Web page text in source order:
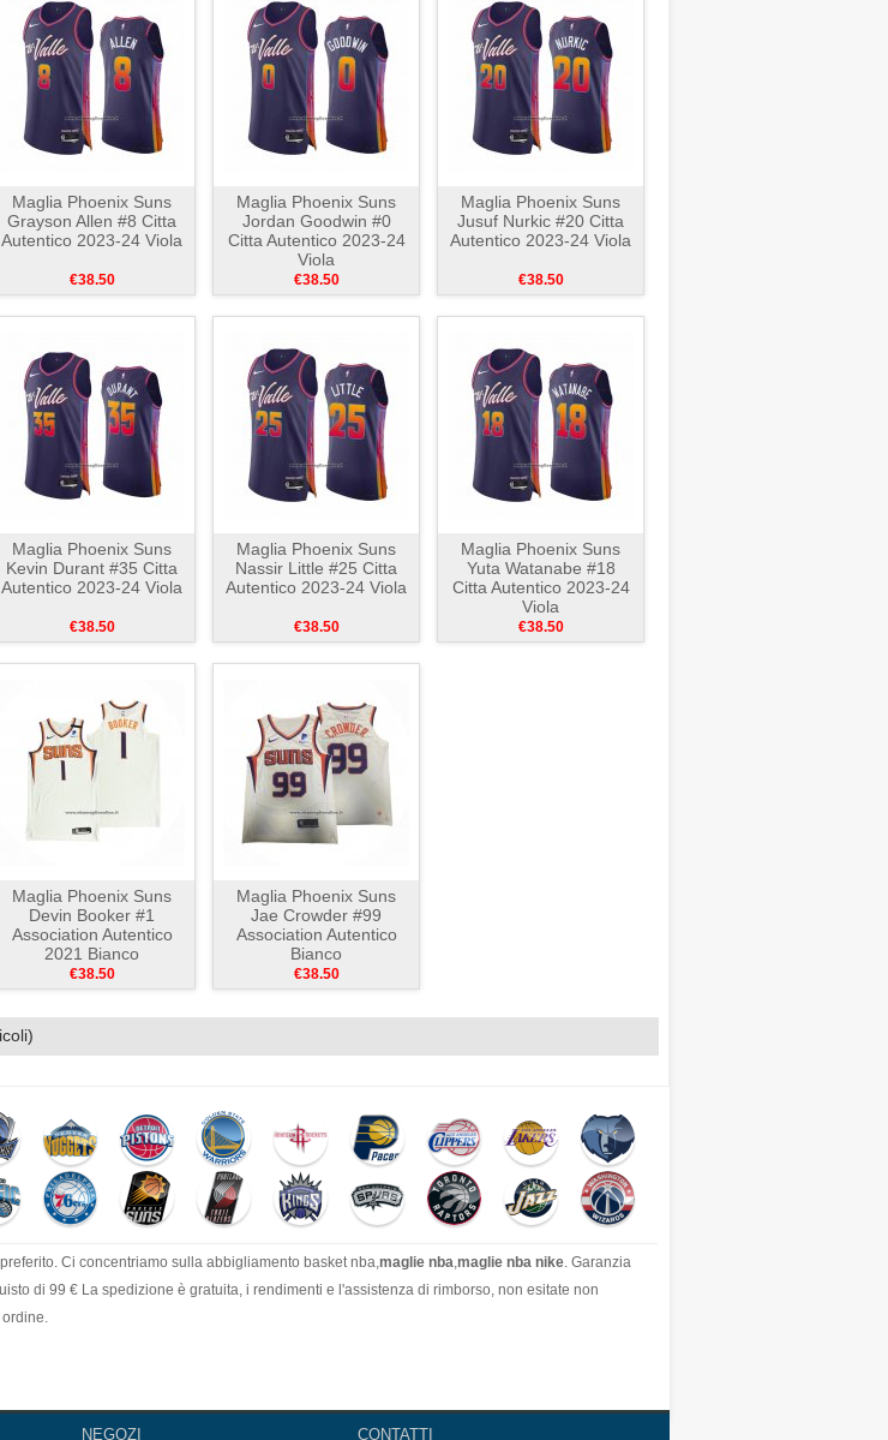
Maglia Phoenix Suns
Grayson Allen #8 Citta
Autentico 2023-24 Viola
€38.50
Maglia Phoenix Suns
Jordan Goodwin #0
Citta Autentico 2023-24
Viola
€38.50
Maglia Phoenix Suns
Jusuf Nurkic #20 Citta
Autentico 2023-24 Viola
€38.50
Maglia Phoenix Suns
Kevin Durant #35 Citta
Autentico 2023-24 Viola
€38.50
Maglia Phoenix Suns
Nassir Little #25 Citta
Autentico 2023-24 Viola
€38.50
Maglia Phoenix Suns
Yuta Watanabe #18
Citta Autentico 2023-24
Viola
€38.50
Maglia Phoenix Suns
Devin Booker #1
Association Autentico
2021 Bianco
€38.50
Maglia Phoenix Suns
Jae Crowder #99
Association Autentico
Bianco
€38.50
Ci concentriamo sulla abbigliamento basket nba,maglie nba,maglie nba nike. Garanzia
di 99 € La spedizione è gratuita, i rendimenti e l'assistenza di rimborso, non esitate non
NEGOZI CONTATTI